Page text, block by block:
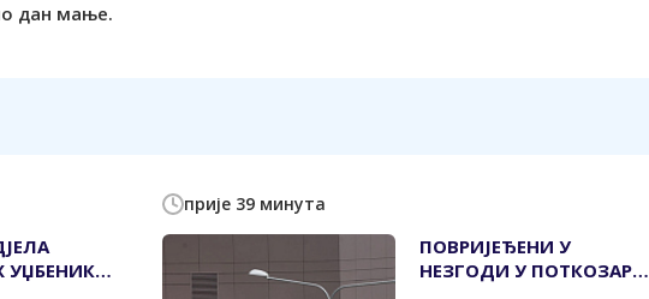
дан мање.
УЏБЕНИКА
прије 39 минута
ПОВРИЈЕЂЕНИ У
НЕЗГОДИ У ПОТКОЗАРЈУ